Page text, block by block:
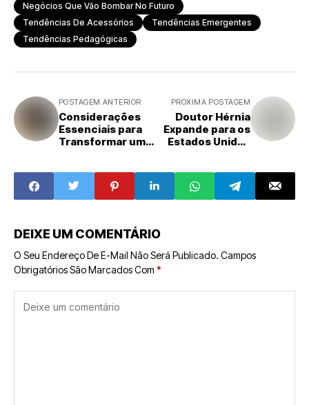
Negócios Que Vão Bombar No Futuro
Tendências De Acessórios
Tendências Emergentes
Tendências Pedagógicas
POSTAGEM ANTERIOR
Considerações
Essenciais para
Transformar uma
PRÓXIMA POSTAGEM
Doutor Hérnia
Expande para os
Estados Unidos
Latinos na Flórida
DEIXE UM COMENTÁRIO
O Seu Endereço De E-Mail Não Será Publicado. Campos
Obrigatórios São Marcados Com *